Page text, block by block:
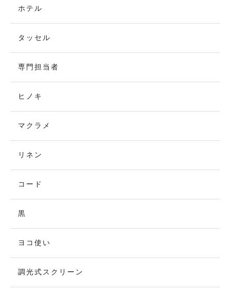
ホテル
タッセル
専門担当者
ヒノキ
マクラメ
リネン
コード
黒
ヨコ使い
調光式スクリーン